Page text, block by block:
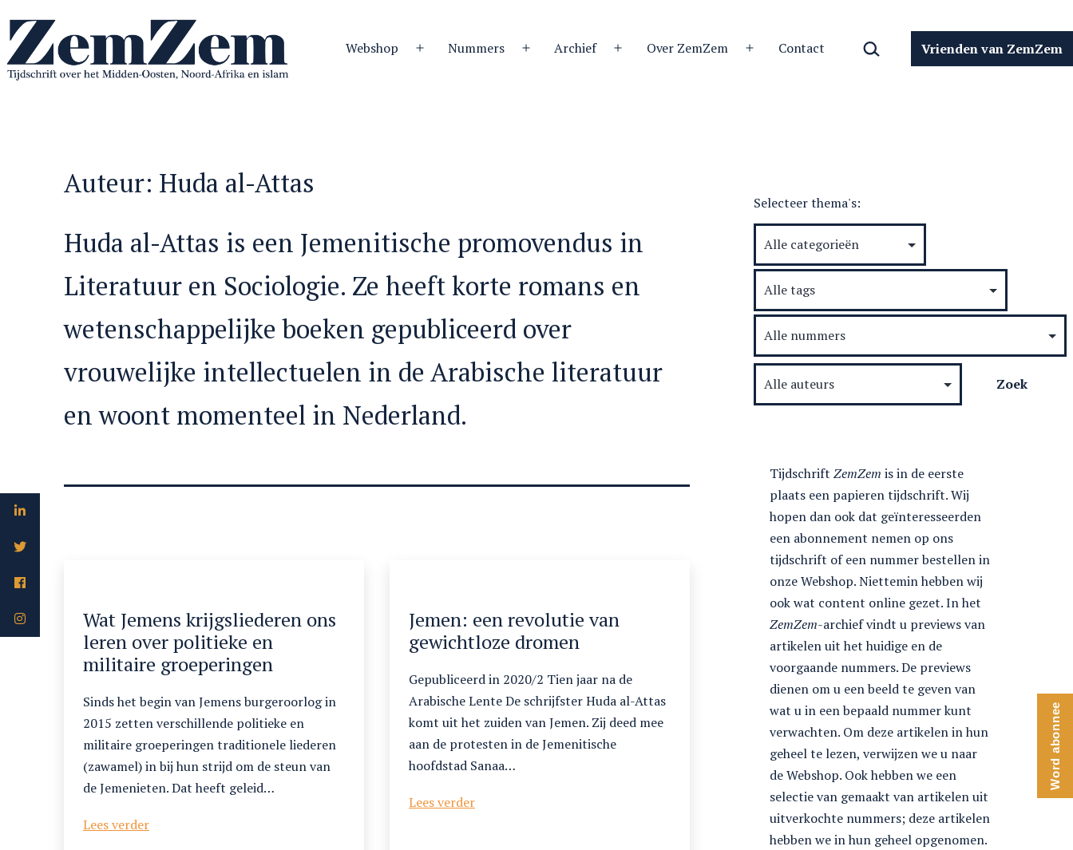
naar
de
inhoud
Webshop
Open
Nummers
Open
Archief
Open
Over ZemZem
Open
Contact Zoeken… Vrienden van ZemZem
Auteur: Huda al-Attas
Huda al-Attas is een Jemenitische promovendus in
Literatuur en Sociologie. Ze heeft korte romans en
wetenschappelijke boeken gepubliceerd over
vrouwelijke intellectuelen in de Arabische literatuur
en woont momenteel in Nederland.
Wat Jemens krijgsliederen ons
leren over politieke en
militaire groeperingen
Sinds het begin van Jemens burgeroorlog in
2015 zetten verschillende politieke en
militaire groeperingen traditionele liederen
(zawamel) in bij hun strijd om de steun van
de Jemenieten. Dat heeft geleid…
Lees verderWat
Jemen: een revolutie van
gewichtloze dromen
Gepubliceerd in 2020/2 Tien jaar na de
Arabische Lente De schrijfster Huda al-Attas
komt uit het zuiden van Jemen. Zij deed mee
aan de protesten in de Jemenitische
hoofdstad Sanaa…
Lees verderJemen:
Selecteer thema's:
Tijdschrift ZemZem is in de eerste
plaats een papieren tijdschrift. Wij
hopen dan ook dat geïnteresseerden
een abonnement nemen op ons
tijdschrift of een nummer bestellen in
onze Webshop. Niettemin hebben wij
ook wat content online gezet. In het
ZemZem-archief vindt u previews van
artikelen uit het huidige en de
voorgaande nummers. De previews
dienen om u een beeld te geven van
wat u in een bepaald nummer kunt
verwachten. Om deze artikelen in hun
geheel te lezen, verwijzen we u naar
de Webshop. Ook hebben we een
selectie van gemaakt van artikelen uit
uitverkochte nummers; deze artikelen
hebben we in hun geheel opgenomen.
Word abonnee